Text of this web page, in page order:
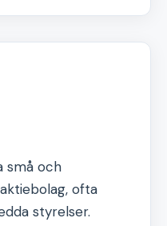
små och
ofta
styrelser.